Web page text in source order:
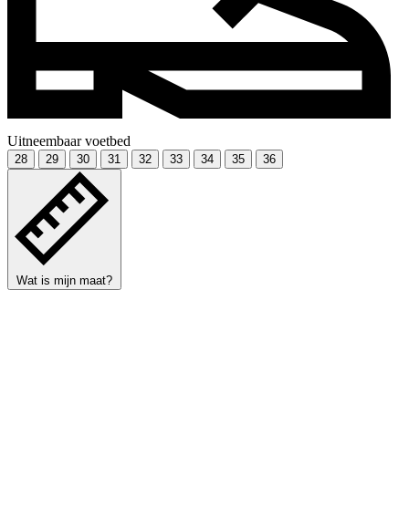
Uitneembaar voetbed
28 29 30 31 32 33 34 35 36
Wat is mijn maat?